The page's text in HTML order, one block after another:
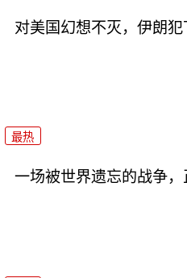
对美国幻想不灭，伊朗犯
最热
一场被世界遗忘的战争